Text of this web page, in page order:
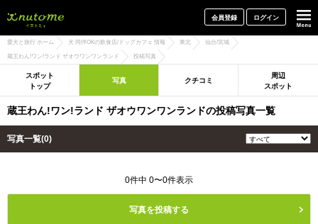
会員登録 ログイン
愛犬と旅行 ホーム 犬 同伴OKの飲食店/ドッグカフェ 情報 東北 仙台/宮城
蔵王わん!ワン!ランド ザオウワンワンランド 投稿写真
スポット
トップ
写真 クチコミ
周辺
スポット
蔵王わん!ワン!ランド ザオウワンワンランドの投稿写真一覧
写真一覧(0)
0件中 0〜0件表示
写真を投稿する